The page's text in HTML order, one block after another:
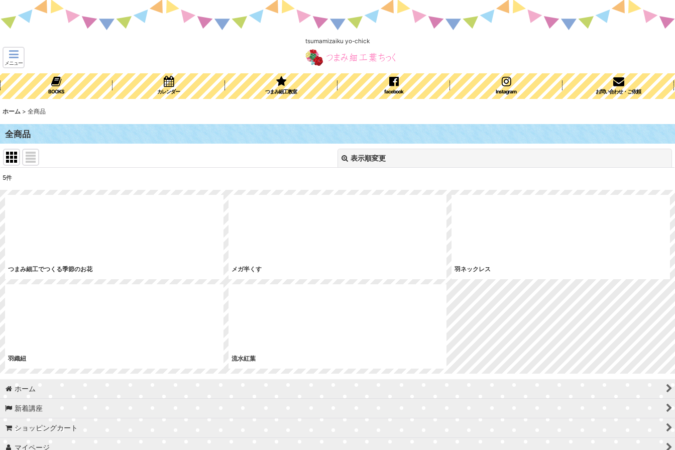
tsumamizaiku yo-chick
メニュー
BOOKS カレンダー つまみ細工教室 facebook Instagram お問い合わせ・ご依頼
ホーム > 全商品
全商品
表示順変更
5件
つまみ細工でつくる季節のお花 メガ半くす 羽ネックレス
羽織紐 流水紅葉
ホーム
新着講座
ショッピングカート
マイページ